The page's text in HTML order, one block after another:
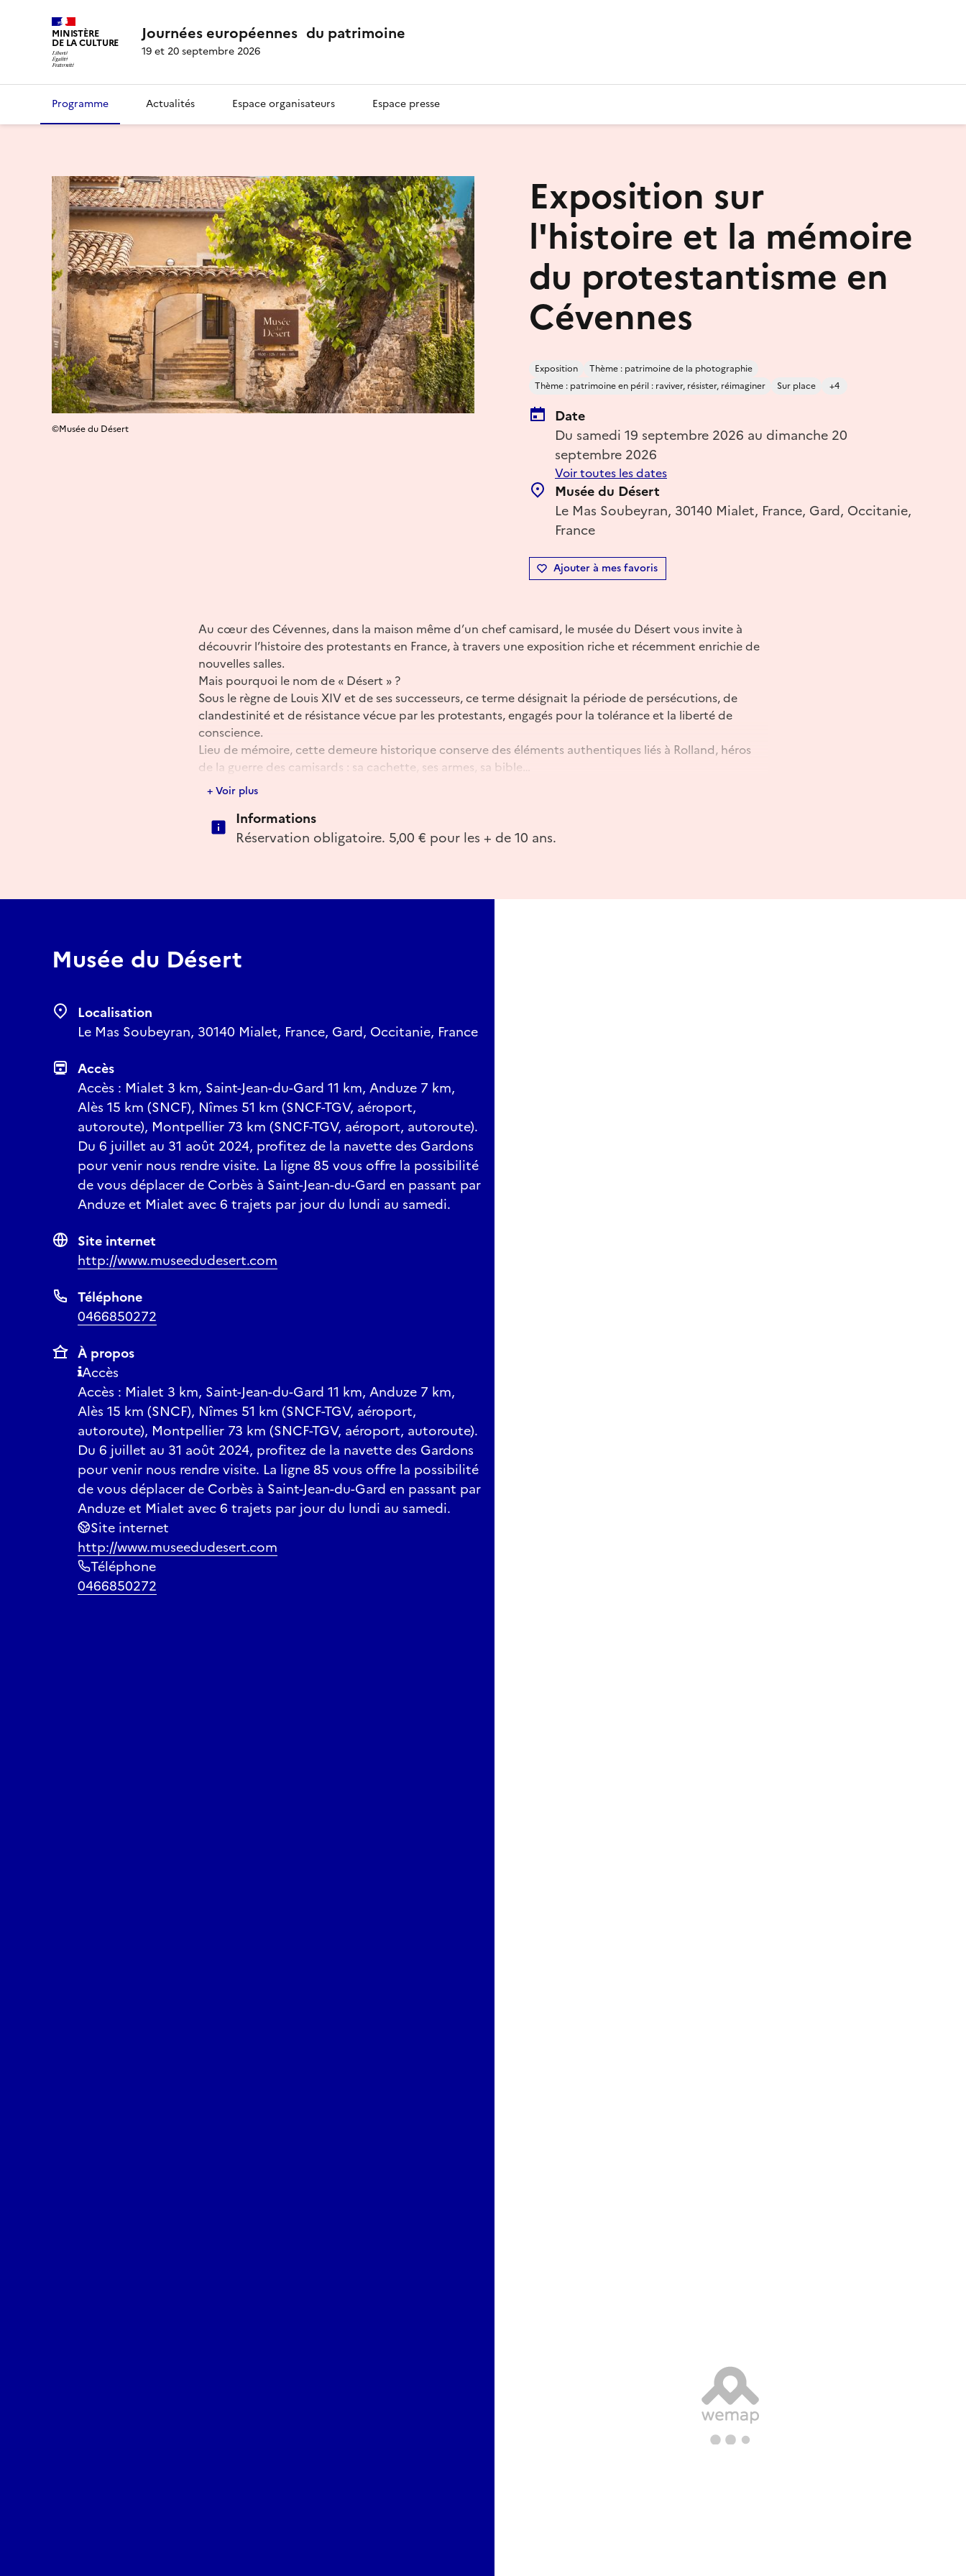
MINISTÈRE
DE LA CULTURE Journées européennes du patrimoine
19 et 20 septembre 2026
Programme Actualités Espace organisateurs Espace presse
Exposition sur
l'histoire et la mémoire
du protestantisme en
Cévennes
Exposition
Thème : patrimoine de la photographie
Thème : patrimoine en péril : raviver, résister, réimaginer
Sur place +4
Date
Du samedi 19 septembre 2026 au dimanche 20
septembre 2026
Voir toutes les dates
Musée du Désert
Le Mas Soubeyran, 30140 Mialet, France, Gard, Occitanie,
France
Ajouter à mes favoris
©Musée du Désert
Au cœur des Cévennes, dans la maison même d’un chef camisard, le musée du Désert vous invite à
découvrir l’histoire des protestants en France, à travers une exposition riche et récemment enrichie de
nouvelles salles.
Mais pourquoi le nom de « Désert » ?
Sous le règne de Louis XIV et de ses successeurs, ce terme désignait la période de persécutions, de
clandestinité et de résistance vécue par les protestants, engagés pour la tolérance et la liberté de
conscience.
Lieu de mémoire, cette demeure historique conserve des éléments authentiques liés à Rolland, héros
de la guerre des camisards : sa cachette, ses armes, sa bible…
Elle abrite aujourd’hui une collection exceptionnelle : objets, archives, tableaux et livres retraçant une
histoire débutée au XVIe siècle avec la Réforme, et relancée par la Révolution française.
👉 Une plongée captivante dans un pan méconnu de l’histoire de France.
+ Voir plus
Informations
Réservation obligatoire. 5,00 € pour les + de 10 ans.
Musée du Désert
Localisation
Le Mas Soubeyran, 30140 Mialet, France, Gard, Occitanie, France
Accès
Accès : Mialet 3 km, Saint-Jean-du-Gard 11 km, Anduze 7 km,
Alès 15 km (SNCF), Nîmes 51 km (SNCF-TGV, aéroport,
autoroute), Montpellier 73 km (SNCF-TGV, aéroport, autoroute).
Du 6 juillet au 31 août 2024, profitez de la navette des Gardons
pour venir nous rendre visite. La ligne 85 vous offre la possibilité
de vous déplacer de Corbès à Saint-Jean-du-Gard en passant par
Anduze et Mialet avec 6 trajets par jour du lundi au samedi.
Site internet
http://www.museedudesert.com
Téléphone
0466850272
À propos
Accès
Accès : Mialet 3 km, Saint-Jean-du-Gard 11 km, Anduze 7 km,
Alès 15 km (SNCF), Nîmes 51 km (SNCF-TGV, aéroport,
autoroute), Montpellier 73 km (SNCF-TGV, aéroport, autoroute).
Du 6 juillet au 31 août 2024, profitez de la navette des Gardons
pour venir nous rendre visite. La ligne 85 vous offre la possibilité
de vous déplacer de Corbès à Saint-Jean-du-Gard en passant par
Anduze et Mialet avec 6 trajets par jour du lundi au samedi.
Site internet
http://www.museedudesert.com
Téléphone
0466850272